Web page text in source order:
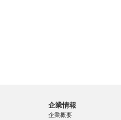
企業情報
企業概要